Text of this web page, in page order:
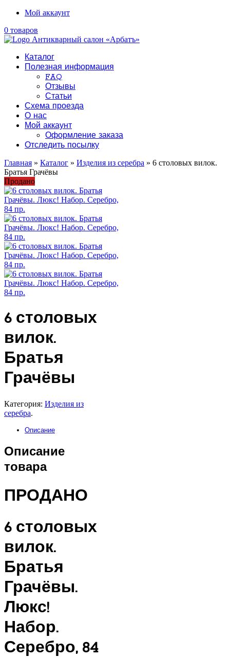
Мой аккаунт
0 товаров
Каталог
Полезная информация
FAQ
Отзывы
Статьи
Схема проезда
О нас
Мой аккаунт
Оформление заказа
Отследить посылку
Главная » Каталог » Изделия из серебра » 6 столовых вилок.
Братья Грачёвы
Продано
6 столовых
вилок.
Братья
Грачёвы
Категория: Изделия из
серебра.
Описание
Описание
товара
ПРОДАНО
6 столовых
вилок.
Братья
Грачёвы.
Люкс!
Набор.
Серебро, 84